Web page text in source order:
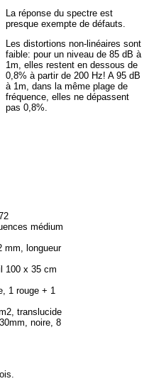
La réponse du spectre est
presque exempte de défauts.
Les distortions non-linéaires sont
faible: pour un niveau de 85 dB à
1m, elles restent en dessous de
0,8% à partir de 200 Hz! A 95 dB
à 1m, dans la même plage de
fréquence, elles ne dépassent
pas 0,8%.
médium
mm, longueur
100 x 35 cm
1 rouge + 1
translucide
noire, 8